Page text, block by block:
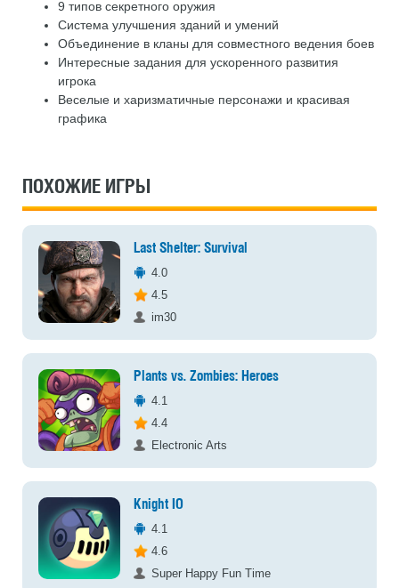
9 типов секретного оружия
Система улучшения зданий и умений
Объединение в кланы для совместного ведения боев
Интересные задания для ускоренного развития
игрока
Веселые и харизматичные персонажи и красивая
графика
ПОХОЖИЕ ИГРЫ
Last Shelter: Survival
4.0
4.5
im30
Plants vs. Zombies: Heroes
4.1
4.4
Electronic Arts
Knight IO
4.1
4.6
Super Happy Fun Time